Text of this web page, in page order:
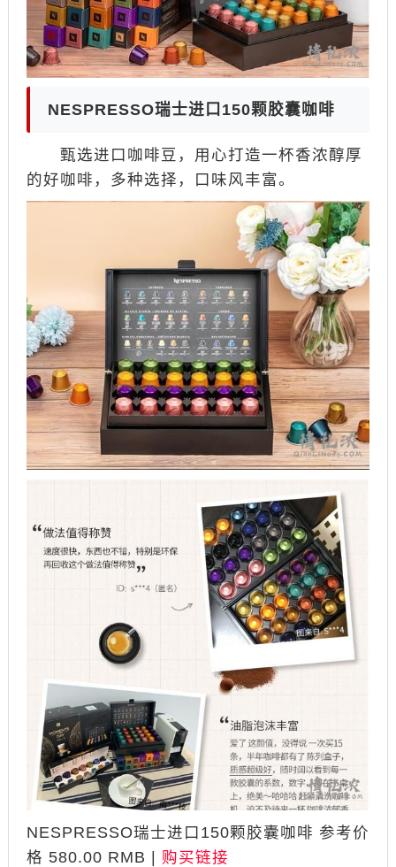
NESPRESSO瑞士进口150颗胶囊咖啡
甄选进口咖啡豆，用心打造一杯香浓醇厚
的好咖啡，多种选择，口味风丰富。
NESPRESSO瑞士进口150颗胶囊咖啡 参考价
格 580.00 RMB | 购买链接